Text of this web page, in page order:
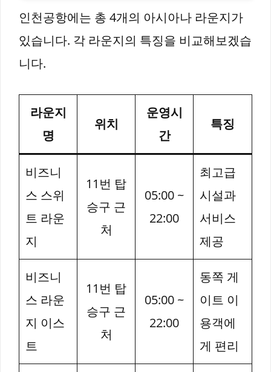
인천공항에는 총 4개의 아시아나 라운지가
있습니다. 각 라운지의 특징을 비교해보겠습
니다.
라운지
명
위치
운영시
간
특징
비즈니
스 스위
트 라운
지
11번 탑
승구 근
처
05:00 ~
22:00
최고급
시설과
서비스
제공
비즈니
스 라운
지 이스
트
11번 탑
승구 근
처
05:00 ~
22:00
동쪽 게
이트 이
용객에
게 편리